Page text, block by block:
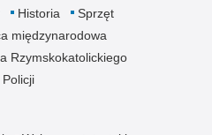
Historia
Sprzęt
międzynarodowa
Rzymskokatolickiego